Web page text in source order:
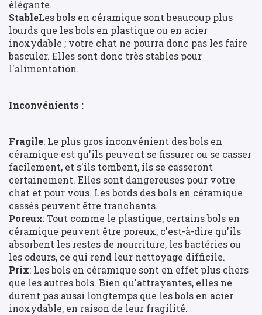
élégante.
StableLes bols en céramique sont beaucoup plus
lourds que les bols en plastique ou en acier
inoxydable ; votre chat ne pourra donc pas les faire
basculer. Elles sont donc très stables pour
l'alimentation.
Inconvénients :
Fragile: Le plus gros inconvénient des bols en
céramique est qu'ils peuvent se fissurer ou se casser
facilement, et s'ils tombent, ils se casseront
certainement. Elles sont dangereuses pour votre
chat et pour vous. Les bords des bols en céramique
cassés peuvent être tranchants.
Poreux: Tout comme le plastique, certains bols en
céramique peuvent être poreux, c'est-à-dire qu'ils
absorbent les restes de nourriture, les bactéries ou
les odeurs, ce qui rend leur nettoyage difficile.
Prix: Les bols en céramique sont en effet plus chers
que les autres bols. Bien qu'attrayantes, elles ne
durent pas aussi longtemps que les bols en acier
inoxydable, en raison de leur fragilité.